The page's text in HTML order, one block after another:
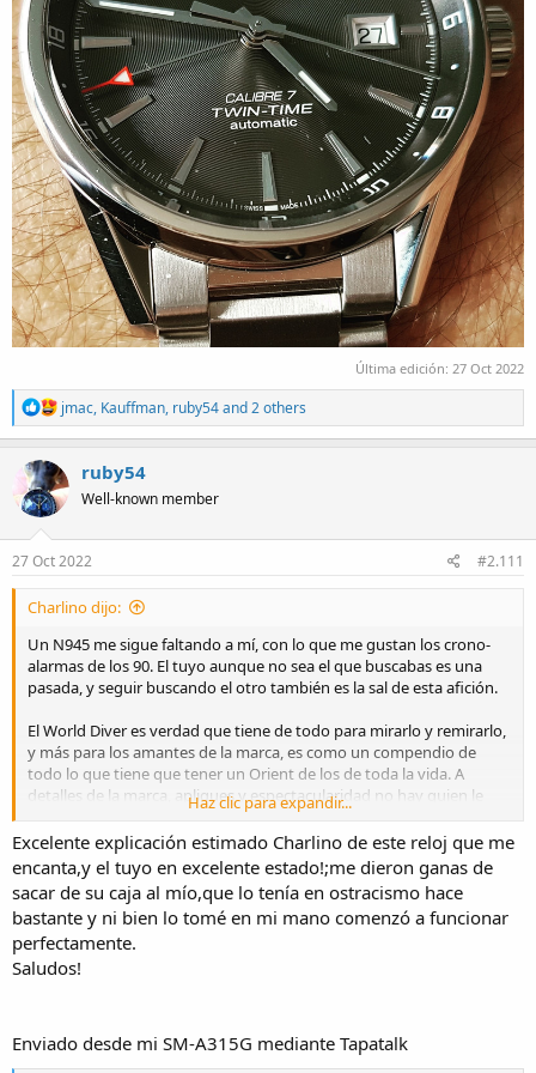
Última edición: 27 Oct 2022
R
e
a
c
t
i
n
s
jmac, Kauffman, ruby54and 2 others
ruby54
Well-known member
27 Oct 2022 #2.111
Charlino dijo:
Un N945 me sigue faltando a mí, con lo que me gustan los crono-
alarmas de los 90. El tuyo aunque no sea el que buscabas es una
pasada, y seguir buscando el otro también es la sal de esta afición.
El World Diver es verdad que tiene de todo para mirarlo y remirarlo,
y más para los amantes de la marca, es como un compendio de
todo lo que tiene que tener un Orient de los de toda la vida. A
detalles de la marca, apliques y espectacularidad no hay quien le
gane. La caja también es muy chula, sesentera o setentera y
espectacular con sus dos coronas firmadas y el pulsador a las 2, no
le falta nada. Y el armis original, que muchos lo han perdido o lo
tienen hecho polvo, este está muy nuevo. Imagínate lo que me
gusta verlo al lado del King Master, flipo. Y como reloj Horas del
Mundo es muy bueno, con un sistema muy fácil para ver las horas
de todos los husos a la vez y tan completo que tiene 35 ciudades
más GMT ( o sea Londres, 36 ciudades realmente) y hasta la línea
Auckland y Wellington. He llegado a leer chorradas como que era
una falsa aguja GMT, pintada en la esfera como un quiero y no
Haz clic para expandir...
Excelente explicación estimado Charlino de este reloj que me
encanta,y el tuyo en excelente estado!;me dieron ganas de
sacar de su caja al mío,que lo tenía en ostracismo hace
bastante y ni bien lo tomé en mi mano comenzó a funcionar
perfectamente.
Saludos!
Enviado desde mi SM-A315G mediante Tapatalk